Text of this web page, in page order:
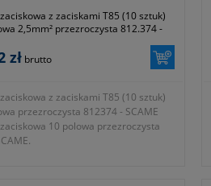
z zaciskami T85 (10 sztuk)
2,5mm² przezroczysta 812.374 -
zł brutto
z zaciskami T85 (10 sztuk)
przezroczysta 812374 - SCAME
10 polowa przezroczysta